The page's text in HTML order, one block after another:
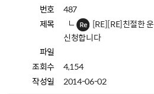
번호
487
제목
신청합니다
파일
조회수
4,154
작성일
2014-06-02